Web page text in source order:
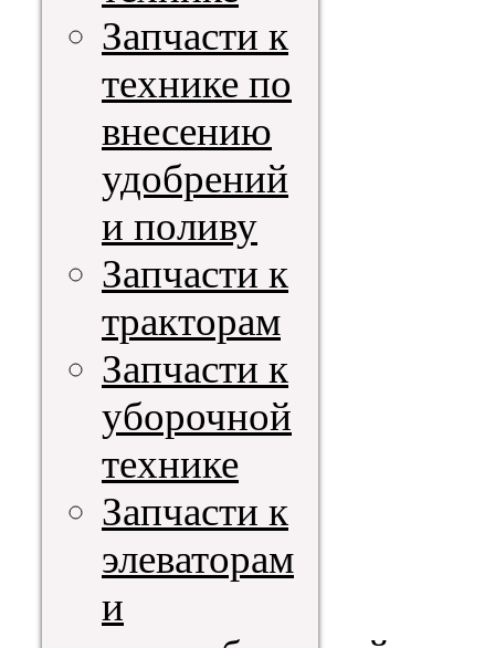
Запчасти к
технике по
внесению
удобрений
и поливу
Запчасти к
тракторам
Запчасти к
уборочной
технике
Запчасти к
элеваторам
и